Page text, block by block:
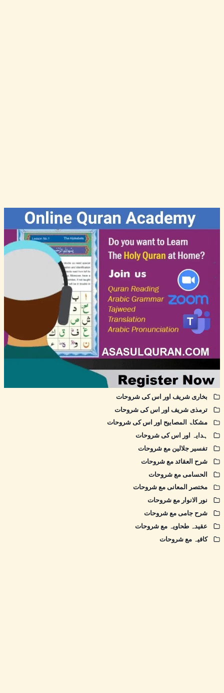
بخاری شریف اور اس کی شروحات
ترمذی شریف اور اس کی شروحات
مشکاۃ المصابیح اور اس کی شروحات
ہدایہ اور اس کی شروحات
تفسیر جلالین مع شروحات
شرح العقائد مع شروحات
الحسامی مع شروحات
مختصر المعانی مع شروحات
نور الانوار مع شروحات
شرح جامی مع شروحات
عقیدہ طحاویہ مع شروحات
کافیہ مع شروحات